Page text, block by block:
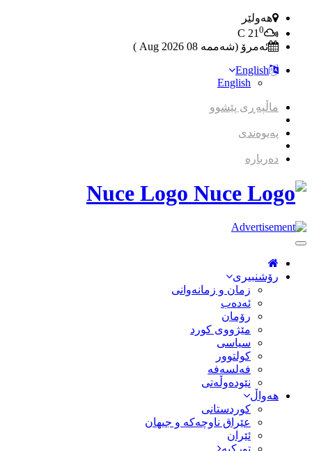
هەولێر
21 0
ئەمرۆ (شەممە 08 2026 Aug )
English
English
ماڵپەڕی پێشوو
پەیوەندی
دەربارە
Nuce Logo
Toggle
Navigation
رۆشنبیری
زمان و زمانه‌وانی
ئەدەب
رۆمان
مێژووى کورد
سیاسى
کولتوور
فەلسەفە
نێودەوڵەتی
هەواڵ
کوردستانی
عێراق ناوچەکە و جیهان
ئێران